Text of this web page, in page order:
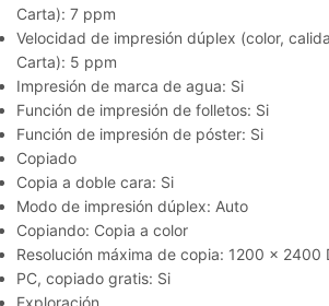
Carta): 7 ppm
Velocidad de impresión dúplex (color,
Carta): 5 ppm
Impresión de marca de agua: Si
Función de impresión de folletos: Si
Función de impresión de póster: Si
Copiado
Copia a doble cara: Si
Modo de impresión dúplex: Auto
Copiando: Copia a color
Resolución máxima de copia: 1200 x 2400
PC, copiado gratis: Si
Exploración